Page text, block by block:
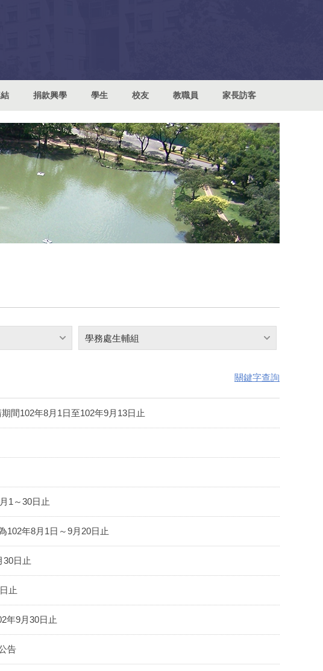
捐款興學 學生 校友 教職員 家長訪客
學務處生輔組
關鍵字查詢
間102年8月1日至102年9月13日止
1～30日止
102年8月1日～9月20日止
30日止
止
年9月30日止
告